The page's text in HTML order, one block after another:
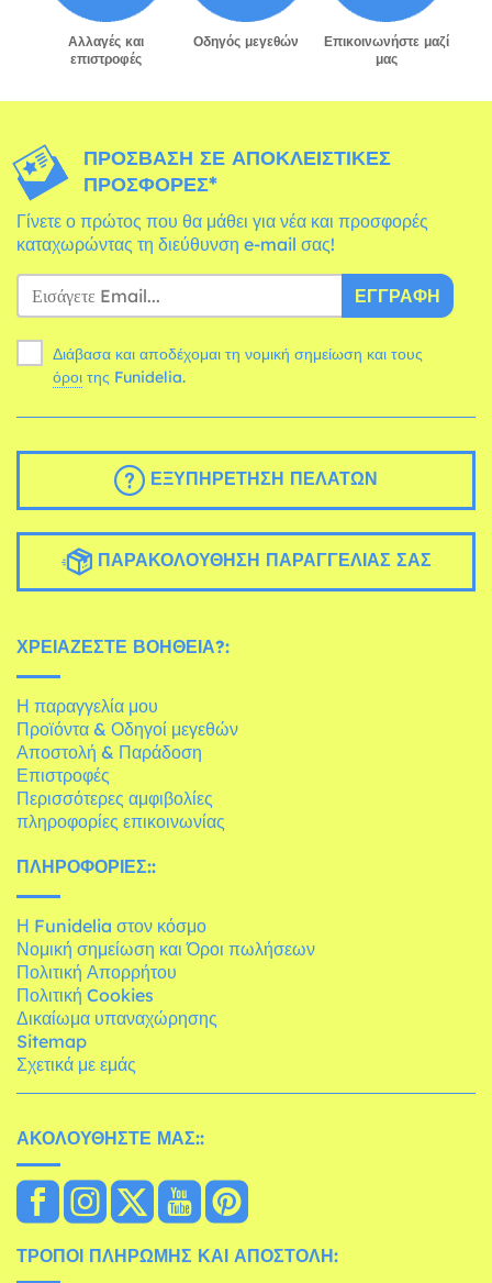
Αλλαγές και
επιστροφές
Οδηγός μεγεθών
Επικοινωνήστε μαζί
μας
ΠΡΌΣΒΑΣΗ ΣΕ ΑΠΟΚΛΕΙΣΤΙΚΈΣ
ΠΡΟΣΦΟΡΈΣ*
Γίνετε ο πρώτος που θα μάθει για νέα και προσφορές
καταχωρώντας τη διεύθυνση e-mail σας!
ΕΓΓΡΑΦΉ
Διάβασα και αποδέχομαι τη νομική σημείωση και τους
όροι της Funidelia.
ΕΞΥΠΗΡΈΤΗΣΗ ΠΕΛΑΤΏΝ
ΠΑΡΑΚΟΛΟΎΘΗΣΗ ΠΑΡΑΓΓΕΛΊΑΣ ΣΑΣ
ΧΡΕΙΆΖΕΣΤΕ ΒΟΉΘΕΙΑ?:
Η παραγγελία μου
Προϊόντα & Οδηγοί μεγεθών
Αποστολή & Παράδοση
Επιστροφές
Περισσότερες αμφιβολίες
πληροφορίες επικοινωνίας
ΠΛΗΡΟΦΟΡΊΕΣ::
Η Funidelia στον κόσμο
Νομική σημείωση και Όροι πωλήσεων
Πολιτική Απορρήτου
Πολιτική Cookies
Δικαίωμα υπαναχώρησης
Sitemap
Σχετικά με εμάς
ΑΚΟΛΟΥΘΉΣΤΕ ΜΑΣ::
ΤΡΌΠΟΙ ΠΛΗΡΩΜΉΣ ΚΑΙ ΑΠΟΣΤΟΛΉ: